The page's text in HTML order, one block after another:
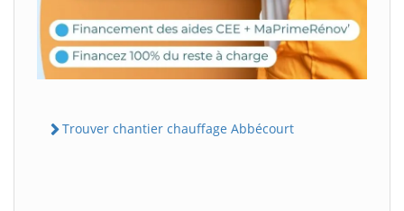
Trouver chantier chauffage Abbécourt